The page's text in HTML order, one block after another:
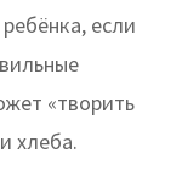
если
«творить
хлеба.